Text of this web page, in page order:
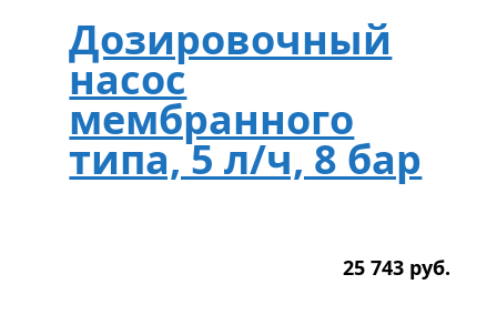
Дозировочный
насос
мембранного
типа, 5 л/ч, 8 бар
25 743 руб.